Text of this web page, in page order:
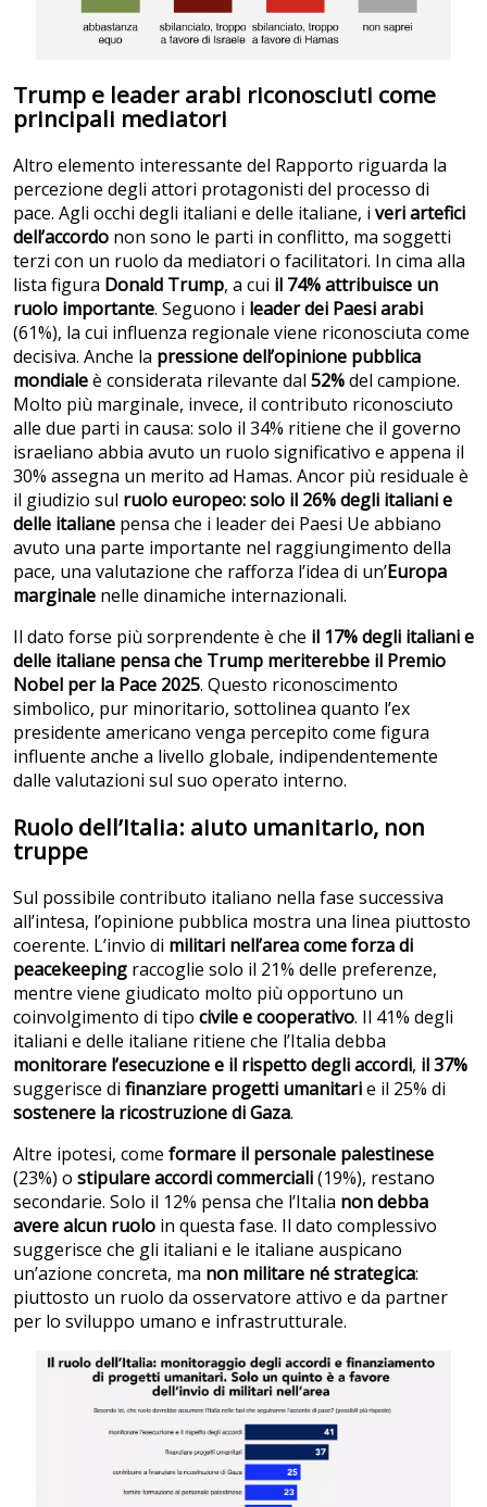
Trump e leader arabi riconosciuti come
principali mediatori
Altro elemento interessante del Rapporto riguarda la
percezione degli attori protagonisti del processo di
pace. Agli occhi degli italiani e delle italiane, i veri artefici
dell’accordo non sono le parti in conflitto, ma soggetti
terzi con un ruolo da mediatori o facilitatori. In cima alla
lista figura Donald Trump, a cui il 74% attribuisce un
ruolo importante. Seguono i leader dei Paesi arabi
(61%), la cui influenza regionale viene riconosciuta come
decisiva. Anche la pressione dell’opinione pubblica
mondialeè considerata rilevante dal 52%del campione.
Molto più marginale, invece, il contributo riconosciuto
alle due parti in causa: solo il 34% ritiene che il governo
israeliano abbia avuto un ruolo significativo e appena il
30% assegna un merito ad Hamas. Ancor più residuale è
il giudizio sul ruolo europeo:solo il 26% degli italiani e
delle italiane pensa che i leader dei Paesi Ue abbiano
avuto una parte importante nel raggiungimento della
pace, una valutazione che rafforza l’idea di un’Europa
marginale nelle dinamiche internazionali.
Il dato forse più sorprendente è che il 17% degli italiani e
delle italiane pensa che Trump meriterebbe il Premio
Nobel per la Pace 2025. Questo riconoscimento
simbolico, pur minoritario, sottolinea quanto l’ex
presidente americano venga percepito come figura
influente anche a livello globale, indipendentemente
dalle valutazioni sul suo operato interno.
Ruolo dell’Italia: aiuto umanitario, non
truppe
Sul possibile contributo italiano nella fase successiva
all’intesa, l’opinione pubblica mostra una linea piuttosto
coerente. L’invio di militari nell’area come forza di
peacekeeping raccoglie solo il 21% delle preferenze,
mentre viene giudicato molto più opportuno un
coinvolgimento di tipo civile e cooperativo. Il 41% degli
italiani e delle italiane ritiene che l’Italia debba
monitorare l’esecuzione e il rispetto degli accordi, il 37%
suggerisce di finanziare progetti umanitarie il 25% di
sostenere la ricostruzione di Gaza.
Altre ipotesi, come formare il personale palestinese
(23%) o stipulare accordi commerciali(19%), restano
secondarie. Solo il 12% pensa che l’Italia non debba
avere alcun ruolo in questa fase. Il dato complessivo
suggerisce che gli italiani e le italiane auspicano
un’azione concreta, ma non militare né strategica:
piuttosto un ruolo da osservatore attivo e da partner
per lo sviluppo umano e infrastrutturale.